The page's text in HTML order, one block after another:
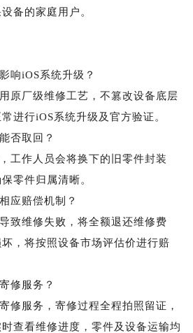
备的家庭用户。
响iOS系统升级？
原厂级维修工艺，不篡改设备底层
进行iOS系统升级及官方验证。
否取回？
工作人员会将换下的旧零件封装
零件归属清晰。
应赔偿机制？
致维修失败，将全额退还维修费
，将按照设备市场评估价进行赔
修服务？
修服务，寄修过程全程拍照留证，
查看维修进度，零件及设备运输均